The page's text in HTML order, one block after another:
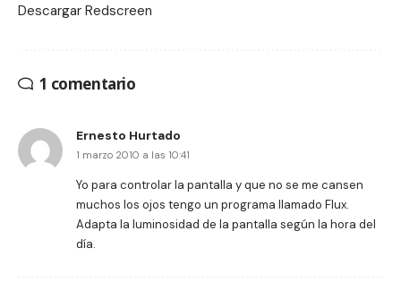
Descargar Redscreen
1 comentario
Ernesto Hurtado
1 marzo 2010 a las 10:41
Yo para controlar la pantalla y que no se me cansen
muchos los ojos tengo un programa llamado Flux.
Adapta la luminosidad de la pantalla según la hora del
día.